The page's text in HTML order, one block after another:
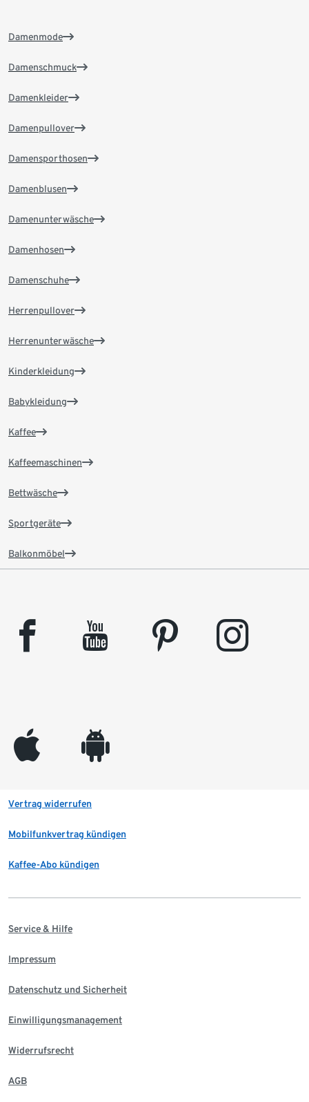
Damenmode
Damenschmuck
Damenkleider
Damenpullover
Damensporthosen
Damenblusen
Damenunterwäsche
Damenhosen
Damenschuhe
Herrenpullover
Herrenunterwäsche
Kinderkleidung
Babykleidung
Kaffee
Kaffeemaschinen
Bettwäsche
Sportgeräte
Balkonmöbel
facebook youtube pinterest instagram
appleinc android
Vertrag widerrufen
Mobilfunkvertrag kündigen
Kaffee-Abo kündigen
Service & Hilfe
Impressum
Datenschutz und Sicherheit
Einwilligungsmanagement
Widerrufsrecht
AGB